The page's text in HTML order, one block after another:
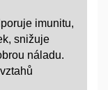
imunitu,
snižuje
náladu.